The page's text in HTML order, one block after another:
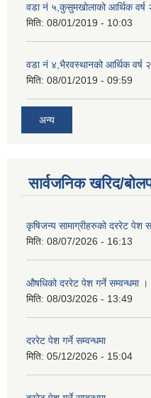
वडा नं ५,कुसुमखोलाको आर्थिक
मिति: 08/01/2019 - 10:03
वडा नं ४,भैरवस्थानको आर्थिक
मिति: 08/01/2019 - 09:59
अन्य
सार्वजनिक खरिद/
कृषिजन्य सामाग्रीहरुको दररेट पेश
मिति: 08/07/2026 - 16:13
औषधिको दररेट पेश गर्ने सम्वन्धमा ।
मिति: 08/03/2026 - 13:49
दररेट पेश गर्ने सम्वन्धमा
मिति: 05/12/2026 - 15:04